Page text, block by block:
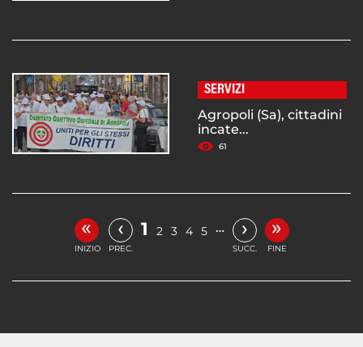
SERVIZI
Agropoli (Sa), cittadini
incate...
61
«
INIZIO
‹
PREC.
1 2 3 4 5 … ›
SUCC.
»
FINE